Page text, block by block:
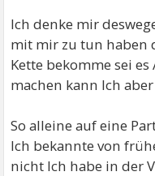
Ich denke mir
mit mir zu tun haben
Kette bekomme sei
machen kann Ich
So alleine auf eine
Ich bekannte von
nicht Ich habe in der